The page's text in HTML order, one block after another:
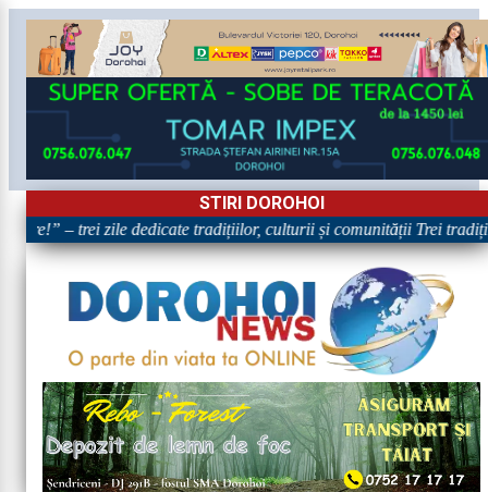
STIRI DOROHOI
– trei zile dedicate tradițiilor, culturii și comunității Trei